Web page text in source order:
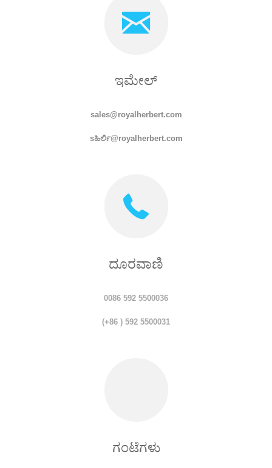
ಇಮೇಲ್
sales@royalherbert.com
sಹಿರ್ಲಿ@royalherbert.com
ದೂರವಾಣಿ
0086 592 5500036
(+86 ) 592 5500031
ಗಂಟೆಗಳು